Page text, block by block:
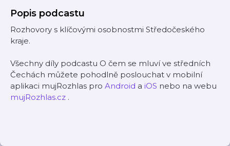
Popis podcastu
Rozhovory s klíčovými osobnostmi Středočeského
kraje.
Všechny díly podcastu O čem se mluví ve středních
Čechách můžete pohodlně poslouchat v mobilní
aplikaci mujRozhlas pro Android a iOS nebo na webu
mujRozhlas.cz .